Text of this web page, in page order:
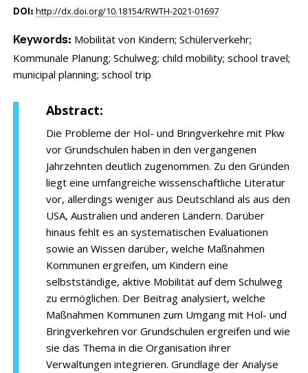
DOI: http://dx.doi.org/10.18154/RWTH-2021-01697
Keywords: Mobilität von Kindern; Schülerverkehr;
Kommunale Planung; Schulweg; child mobility; school travel;
municipal planning; school trip
Abstract:
Die Probleme der Hol- und Bringverkehre mit Pkw
vor Grundschulen haben in den vergangenen
Jahrzehnten deutlich zugenommen. Zu den Gründen
liegt eine umfangreiche wissenschaftliche Literatur
vor, allerdings weniger aus Deutschland als aus den
USA, Australien und anderen Ländern. Darüber
hinaus fehlt es an systematischen Evaluationen
sowie an Wissen darüber, welche Maßnahmen
Kommunen ergreifen, um Kindern eine
selbstständige, aktive Mobilität auf dem Schulweg
zu ermöglichen. Der Beitrag analysiert, welche
Maßnahmen Kommunen zum Umgang mit Hol- und
Bringverkehren vor Grundschulen ergreifen und wie
sie das Thema in die Organisation ihrer
Verwaltungen integrieren. Grundlage der Analyse